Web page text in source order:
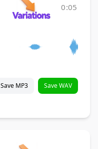
0:05
Save MP3 Save WAV